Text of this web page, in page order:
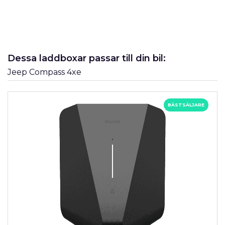
Dessa laddboxar passar till din bil:
Jeep Compass 4xe
BÄSTSÄLJARE